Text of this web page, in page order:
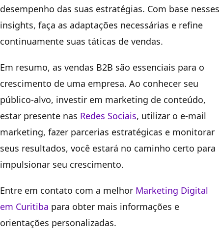
desempenho das suas estratégias. Com base nesses
insights, faça as adaptações necessárias e refine
continuamente suas táticas de vendas.
Em resumo, as vendas B2B são essenciais para o
crescimento de uma empresa. Ao conhecer seu
público-alvo, investir em marketing de conteúdo,
estar presente nas Redes Sociais, utilizar o e-mail
marketing, fazer parcerias estratégicas e monitorar
seus resultados, você estará no caminho certo para
impulsionar seu crescimento.
Entre em contato com a melhor Marketing Digital
em Curitiba para obter mais informações e
orientações personalizadas.